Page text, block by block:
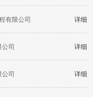
有限公司 详细
司 详细
司 详细